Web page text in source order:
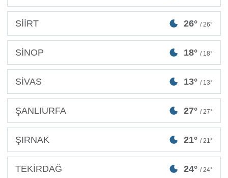
SİİRT 26° / 26°
SİNOP 18° / 18°
SİVAS 13° / 13°
ŞANLIURFA 27° / 27°
ŞIRNAK 21° / 21°
TEKİRDAĞ 24° / 24°